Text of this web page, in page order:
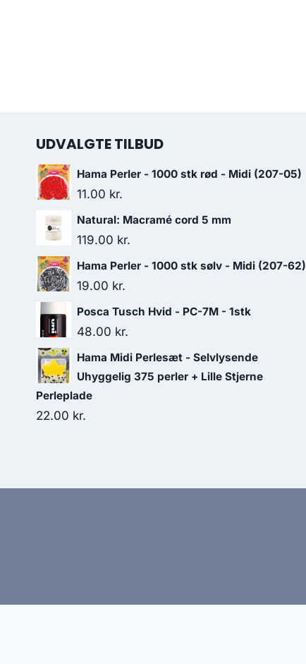
UDVALGTE TILBUD
Hama Perler - 1000 stk rød - Midi (207-05)
11.00 kr.
Natural: Macramé cord 5 mm
119.00 kr.
Hama Perler - 1000 stk sølv - Midi (207-62)
19.00 kr.
Posca Tusch Hvid - PC-7M - 1stk
48.00 kr.
Hama Midi Perlesæt - Selvlysende
Uhyggelig 375 perler + Lille Stjerne
Perleplade
22.00 kr.